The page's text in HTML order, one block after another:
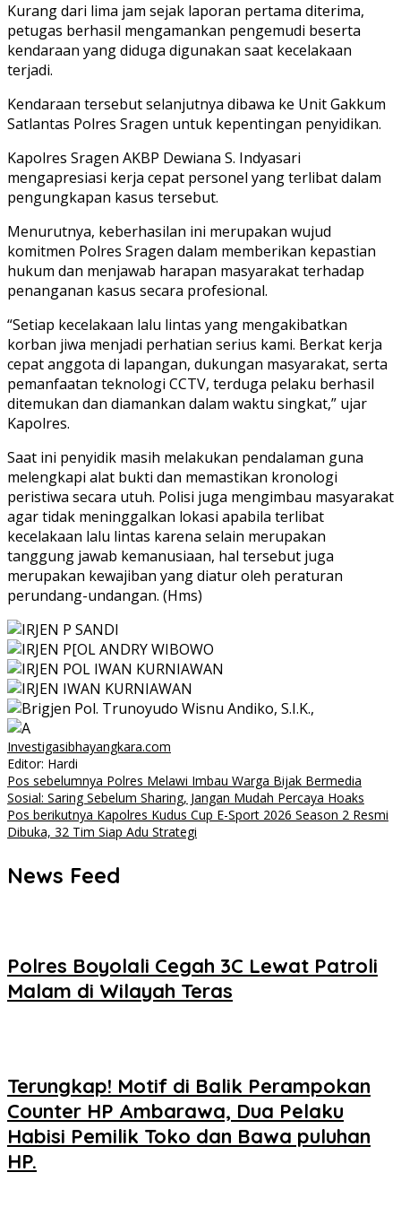
Kurang dari lima jam sejak laporan pertama diterima,
petugas berhasil mengamankan pengemudi beserta
kendaraan yang diduga digunakan saat kecelakaan
terjadi.
Kendaraan tersebut selanjutnya dibawa ke Unit Gakkum
Satlantas Polres Sragen untuk kepentingan penyidikan.
Kapolres Sragen AKBP Dewiana S. Indyasari
mengapresiasi kerja cepat personel yang terlibat dalam
pengungkapan kasus tersebut.
Menurutnya, keberhasilan ini merupakan wujud
komitmen Polres Sragen dalam memberikan kepastian
hukum dan menjawab harapan masyarakat terhadap
penanganan kasus secara profesional.
“Setiap kecelakaan lalu lintas yang mengakibatkan
korban jiwa menjadi perhatian serius kami. Berkat kerja
cepat anggota di lapangan, dukungan masyarakat, serta
pemanfaatan teknologi CCTV, terduga pelaku berhasil
ditemukan dan diamankan dalam waktu singkat,” ujar
Kapolres.
Saat ini penyidik masih melakukan pendalaman guna
melengkapi alat bukti dan memastikan kronologi
peristiwa secara utuh. Polisi juga mengimbau masyarakat
agar tidak meninggalkan lokasi apabila terlibat
kecelakaan lalu lintas karena selain merupakan
tanggung jawab kemanusiaan, hal tersebut juga
merupakan kewajiban yang diatur oleh peraturan
perundang-undangan. (Hms)
Investigasibhayangkara.com
Editor: Hardi
Navigasi
pos
Pos sebelumnya Polres Melawi Imbau Warga Bijak Bermedia
Sosial: Saring Sebelum Sharing, Jangan Mudah Percaya Hoaks
Pos berikutnya Kapolres Kudus Cup E-Sport 2026 Season 2 Resmi
Dibuka, 32 Tim Siap Adu Strategi
News Feed
Polres Boyolali Cegah 3C Lewat Patroli
Malam di Wilayah Teras
Terungkap! Motif di Balik Perampokan
Counter HP Ambarawa, Dua Pelaku
Habisi Pemilik Toko dan Bawa puluhan
HP.